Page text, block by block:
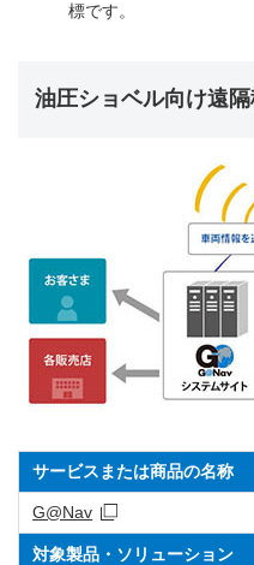
標です。
油圧ショベル向け遠
サービスまたは商品の名称
G@Nav
対象製品・ソリューション